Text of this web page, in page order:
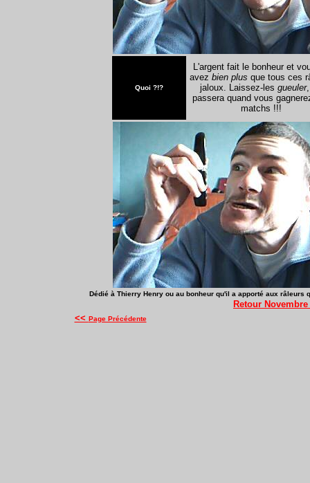
Quoi ?!?
L'argent fait le bonheur et
avez bien plus que tous ces
jaloux. Laissez-les gueuler
passera quand vous
matchs !!!
Dédié à Thierry Henry ou au bonheur qu'il a apporté aux
Retour Novembre
<< Page Précédente